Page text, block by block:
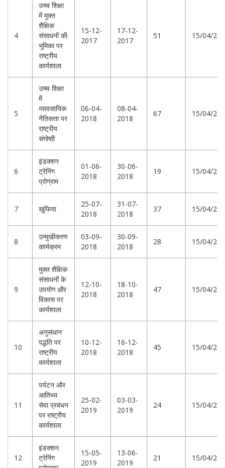
4
उच्च शिक्षा
में मुक्त
शैक्षिक
संसाधनों की
भूमिका पर
राष्ट्रीय
कार्यशाला
15-12-
2017
17-12-
2017
51 15/04/
5
उच्च शिक्षा
में
व्यावसायिक
नैतिकता पर
राष्ट्रीय
संगोष्ठी
06-04-
2018
08-04-
2018
67 15/04/
6
इंडक्शन
ट्रेनिंग
प्रोग्राम
01-06-
2018
30-06-
2018
19 15/04/
7 खुफिया
25-07-
2018
31-07-
2018
37 15/04/
8
उन्मुखीकरण
कार्यक्रम
03-09-
2018
30-09-
2018
28 15/04/
9
मुक्त शैक्षिक
संसाधनों के
उपयोग और
विकास पर
कार्यशाला
12-10-
2018
18-10-
2018
47 15/04/
10
अनुसंधान
पद्धति पर
राष्ट्रीय
कार्यशाला
10-12-
2018
16-12-
2018
45 15/04/
11
पर्यटन और
आतिथ्य
सेवा प्रबंधन
पर राष्ट्रीय
कार्यशाला
25-02-
2019
03-03-
2019
24 15/04/
12
इंडक्शन
ट्रेनिंग
15-05-
2019
13-06-
2019
21 15/04/